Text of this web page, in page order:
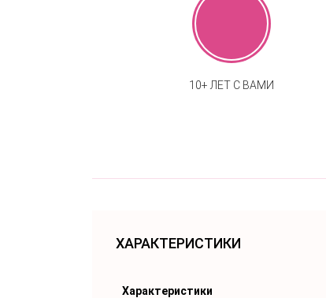
10+ ЛЕТ С ВАМИ
ХАРАКТЕРИСТИКИ
Характеристики